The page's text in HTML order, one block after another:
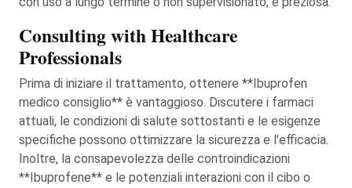
Consulting with Healthcare
Professionals
Prima di iniziare il trattamento, ottenere **Ibuprofen
medico consiglio** è vantaggioso. Discutere i farmaci
attuali, le condizioni di salute sottostanti e le esigenze
specifiche possono ottimizzare la sicurezza e l'efficacia.
Inoltre, la consapevolezza delle controindicazioni
**Ibuprofene** e le potenziali interazioni con il cibo o